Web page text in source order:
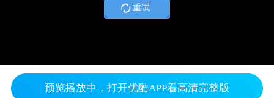
重试
预览播放中，打开优酷APP看高清完整版